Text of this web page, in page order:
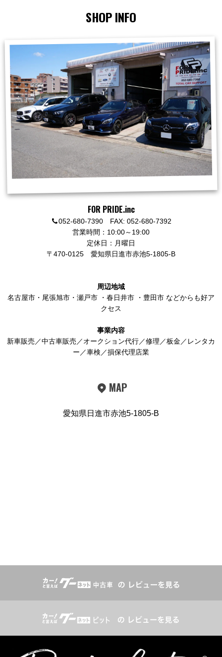
SHOP INFO
FOR PRIDE.inc
052-680-7390 FAX: 052-680-7392
営業時間：10:00～19:00
定休日：月曜日
〒470-0125 愛知県日進市赤池5-1805-B
周辺地域
名古屋市 ・ 尾張旭市 ・ 瀬戸市 ・ 春日井市 ・ 豊田市 などからも好ア
クセス
事業内容
新車販売／中古車販売／オークション代行／修理／板金／レンタカ
ー／車検／損保代理店業
MAP
愛知県日進市赤池5-1805-B